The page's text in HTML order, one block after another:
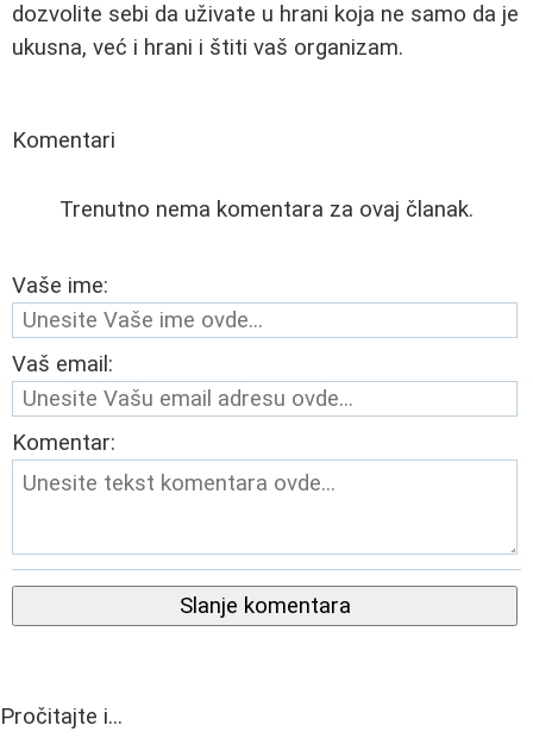
dozvolite sebi da uživate u hrani koja ne samo da je
ukusna, već i hrani i štiti vaš organizam.
Komentari
Trenutno nema komentara za ovaj članak.
Vaše ime:
Vaš email:
Komentar:
Slanje komentara
Pročitajte i...